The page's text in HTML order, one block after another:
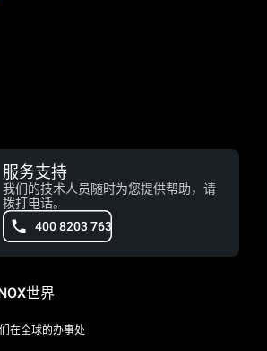
服务支持
我们的技术人员随时为您提供帮助，请
拨打电话。
400 8203 763
世界
在全球的办事处